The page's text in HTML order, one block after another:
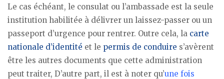
Le cas échéant, le consulat ou l’ambassade est la seule
institution habilitée à délivrer un laissez-passer ou un
passeport d’urgence pour rentrer. Outre cela, la carte
nationale d’identité et le permis de conduire s’avèrent
être les autres documents que cette administration
peut traiter, D’autre part, il est à noter qu’une fois